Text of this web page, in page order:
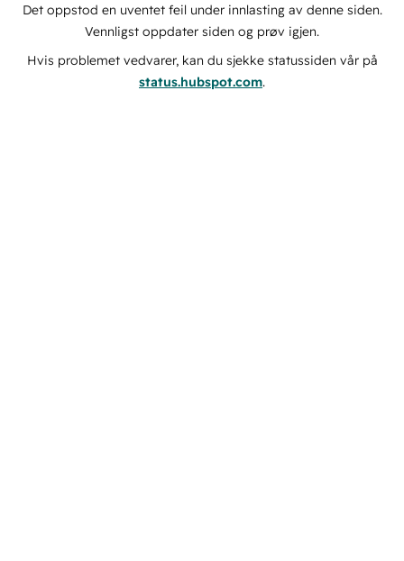
Det oppstod en uventet feil under innlasting av denne siden.
Vennligst oppdater siden og prøv igjen.
Hvis problemet vedvarer, kan du sjekke statussiden vår på
status.hubspot.com.